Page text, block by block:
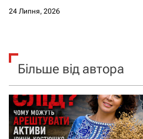
24 Липня, 2026
Більше від автора